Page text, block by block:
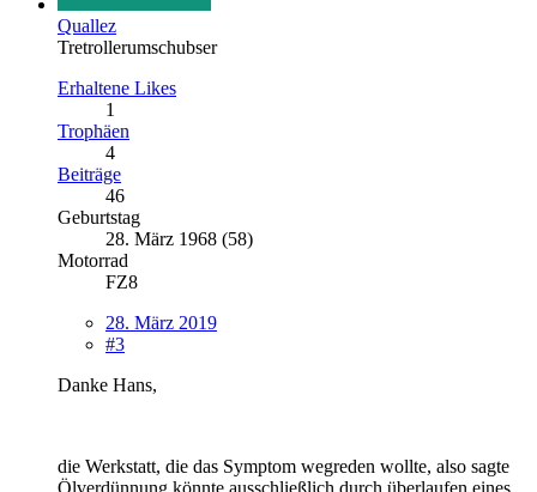
Quallez
Tretrollerumschubser
Erhaltene Likes
1
Trophäen
4
Beiträge
46
Geburtstag
28. März 1968 (58)
Motorrad
FZ8
28. März 2019
#3
Danke Hans,
die Werkstatt, die das Symptom wegreden wollte, also sagte
Ölverdünnung könnte ausschließlich durch überlaufen eines